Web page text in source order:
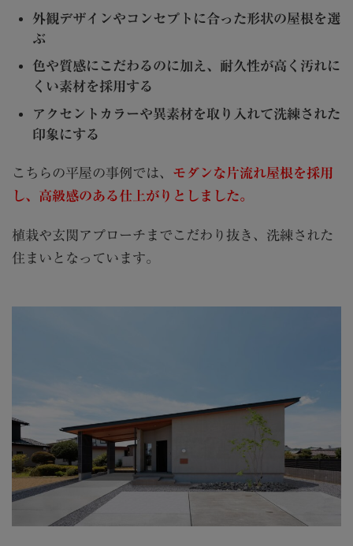
外観デザインやコンセプトに合った形状の屋根を選
ぶ
色や質感にこだわるのに加え、耐久性が高く汚れに
くい素材を採用する
アクセントカラーや異素材を取り入れて洗練された
印象にする
こちらの平屋の事例では、 モダンな片流れ屋根を採用
し、高級感のある仕上がりとしました。
植栽や玄関アプローチまでこだわり抜き、洗練された
住まいとなっています。